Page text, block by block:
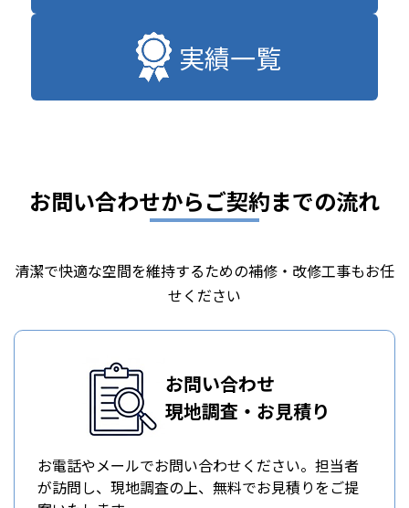
実績一覧
お問い合わせからご契約までの流れ
清潔で快適な空間を維持するための補修・改修工事もお任
せください
お問い合わせ
現地調査・お見積り
お電話やメールでお問い合わせください。担当者
が訪問し、現地調査の上、無料でお見積りをご提